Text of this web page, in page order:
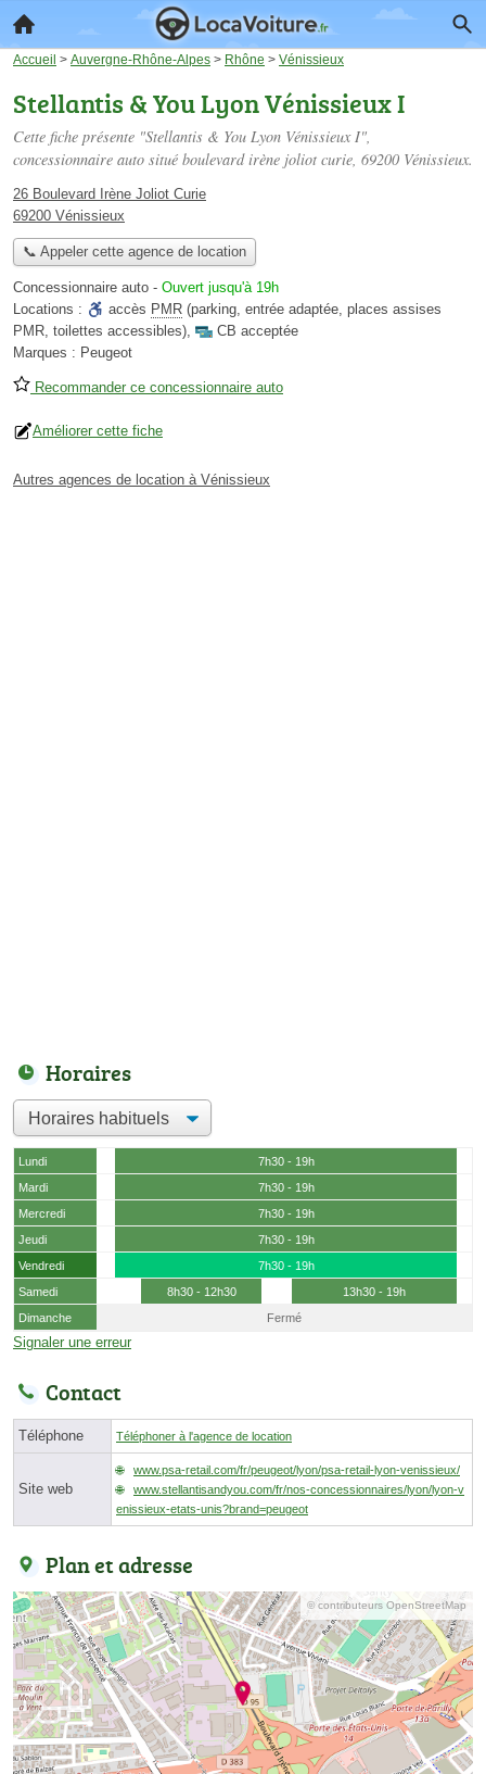
Accueil > Auvergne-Rhône-Alpes > Rhône > Vénissieux
Stellantis & You Lyon Vénissieux I
Cette fiche présente "Stellantis & You Lyon Vénissieux I",
concessionnaire auto situé boulevard irène joliot curie, 69200 Vénissieux.
26 Boulevard Irène Joliot Curie
69200 Vénissieux
📞 Appeler cette agence de location
Concessionnaire auto - Ouvert jusqu'à 19h
Locations :
accès PMR (parking, entrée adaptée, places assises
PMR, toilettes accessibles),
CB acceptée
Marques : Peugeot
Recommander ce concessionnaire auto
Améliorer cette fiche
Autres agences de location à Vénissieux
Horaires
Lundi
7h30 - 19h
Mardi
7h30 - 19h
Mercredi
7h30 - 19h
Jeudi
7h30 - 19h
Vendredi
7h30 - 19h
Samedi
8h30 - 12h30
13h30 - 19h
Dimanche
Fermé
Signaler une erreur
Contact
Téléphone Téléphoner à l'agence de location
Site web
www.psa-retail.com/fr/peugeot/lyon/psa-retail-lyon-venissieux/
www.stellantisandyou.com/fr/nos-concessionnaires/lyon/lyon-v
enissieux-etats-unis?brand=peugeot
Plan et adresse
© contributeurs OpenStreetMap